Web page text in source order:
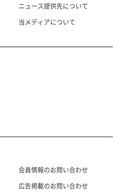
ニュース提供先について
当メディアについて
会員情報のお問い合わせ
広告掲載のお問い合わせ